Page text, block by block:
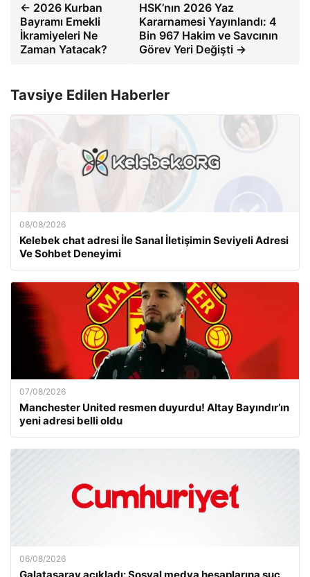
← 2026 Kurban
Bayramı Emekli
İkramiyeleri Ne
Zaman Yatacak?
HSK’nın 2026 Yaz
Kararnamesi Yayınlandı: 4
Bin 967 Hakim ve Savcının
Görev Yeri Değişti →
Tavsiye Edilen Haberler
08/08/2026
Kelebek chat adresi İle Sanal İletişimin Seviyeli Adresi
Ve Sohbet Deneyimi
07/08/2026
Manchester United resmen duyurdu! Altay Bayındır’ın
yeni adresi belli oldu
06/08/2026